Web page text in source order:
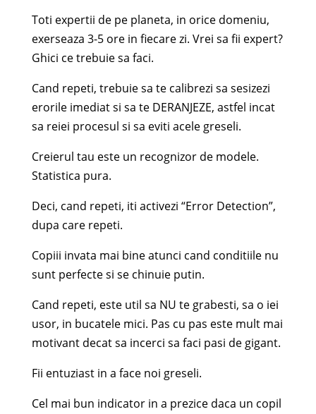
Toti expertii de pe planeta, in orice domeniu,
exerseaza 3-5 ore in fiecare zi. Vrei sa fii expert?
Ghici ce trebuie sa faci.
Cand repeti, trebuie sa te calibrezi sa sesizezi
erorile imediat si sa te DERANJEZE, astfel incat
sa reiei procesul si sa eviti acele greseli.
Creierul tau este un recognizor de modele.
Statistica pura.
Deci, cand repeti, iti activezi “Error Detection”,
dupa care repeti.
Copiii invata mai bine atunci cand conditiile nu
sunt perfecte si se chinuie putin.
Cand repeti, este util sa NU te grabesti, sa o iei
usor, in bucatele mici. Pas cu pas este mult mai
motivant decat sa incerci sa faci pasi de gigant.
Fii entuziast in a face noi greseli.
Cel mai bun indicator in a prezice daca un copil